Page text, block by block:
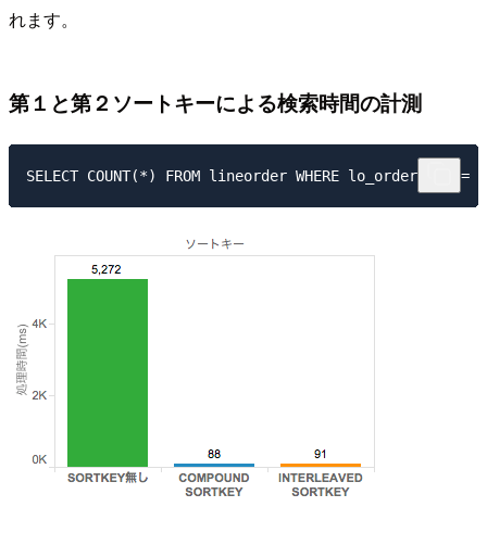
れます。
第１と第２ソートキーによる検索時間の計測